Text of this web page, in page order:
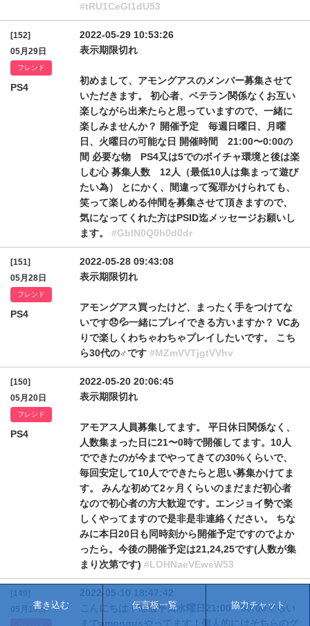
#tRU1CeGI1dU53
[152]
05月29日
フレンド
PS4
2022-05-29 10:53:26
表示期限切れ
初めまして、アモングアスのメンバー募集させて
いただきます。 初心者、ベテラン関係なくお互い
楽しながら出来たらと思っていますので、一緒に
楽しみませんか？ 開催予定 毎週日曜日、月曜
日、火曜日の可能な日 開催時間 21:00〜0:00の
間 必要な物 PS4又は5でのボイチャ環境と後は楽
しむ心 募集人数 12人（最低10人は集まって遊び
たい為） とにかく、間違って冤罪かけられても、
笑って楽しめる仲間を募集させて頂きますので、
気になってくれた方はPSID迄メッセージお願いし
ます。 #GblN0Q0h0d0dr
[151]
05月28日
フレンド
PS4
2022-05-28 09:43:08
表示期限切れ
アモングアス買ったけど、まったく手をつけてな
いです😞💦一緒にプレイできる方いますか？ VCあ
りで楽しくわちゃわちゃプレイしたいです。 こち
ら30代の♂です #MZmVVTjgtVVhv
[150]
05月20日
フレンド
PS4
2022-05-20 20:06:45
表示期限切れ
アモアス人員募集してます。 平日休日関係なく、
人数集まった日に21〜0時で開催してます。10人
でできたのが今までやってきての30%くらいで、
毎回安定して10人でできたらと思い募集かけてま
す。 みんな初めて2ヶ月くらいのまだまだ初心者
なので初心者の方大歓迎です。エンジョイ勢で楽
しくやってますので是非是非連絡ください。 ちな
みに本日20日も同時刻から開催予定ですのでよか
ったら。今後の開催予定は21,24,25です(人数が集
まり次第です) #LOHNaeVEweW53
05月10日
こんにちは！毎週平日水曜日21:00～00:00ぐらい
書き込む 伝言板一覧 協力チャット